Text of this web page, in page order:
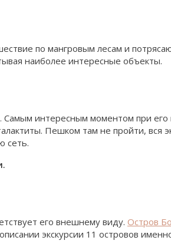
по мангровым лесам и
наиболее интересные объекты.
интересным моментом при
Пешком там не пройти, вся
сеть.
его внешнему виду. Остров
экскурсии 11 островов